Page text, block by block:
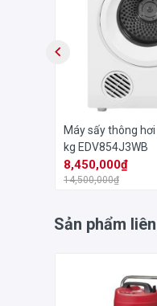
Máy sấy thông
kg EDV854J3WB
8,450,000₫
14,500,000₫
Sản phẩm